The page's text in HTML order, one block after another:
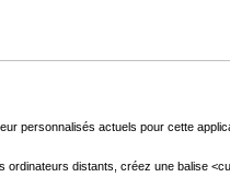
personnalisés actuels pour cette
distants, créez une balise